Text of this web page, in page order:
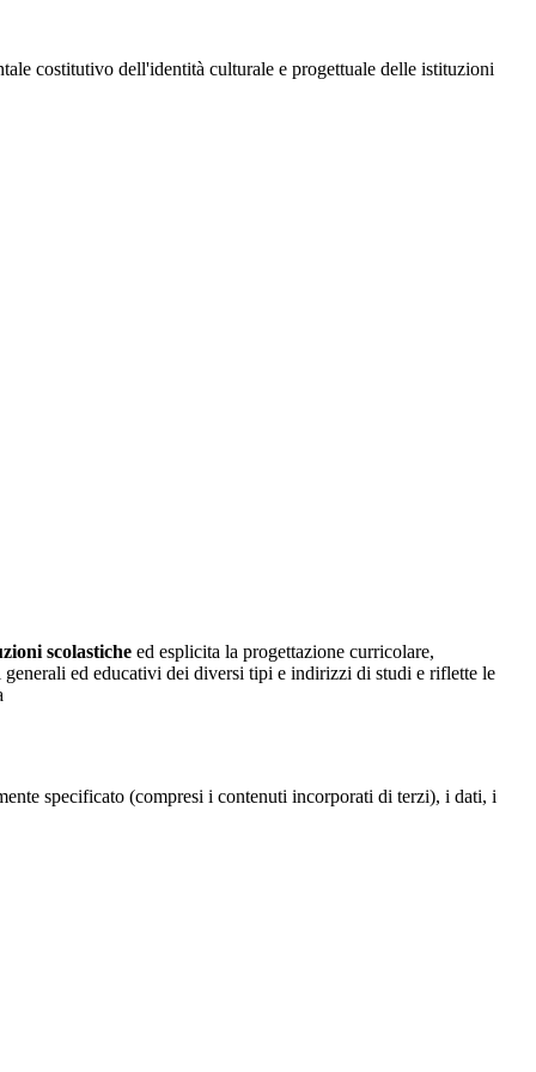
costitutivo dell'identità culturale e progettuale delle istituzioni
scolastiche ed esplicita la progettazione curricolare,
ed educativi dei diversi tipi e indirizzi di studi e riflette le
specificato (compresi i contenuti incorporati di terzi), i dati, i